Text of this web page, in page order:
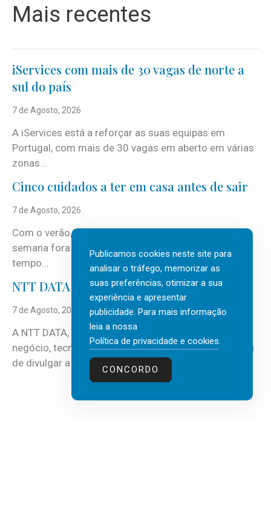
Mais recentes
iServices com mais de 30 vagas de norte a
sul do país
7 de Agosto, 2026
A iServices está a reforçar as suas equipas em
Portugal, com mais de 30 vagas em aberto em várias
zonas...
Cinco cuidados a ter em casa antes de sair
7 de Agosto, 2026
Com o verão, chegam também as férias, os fins-de-
semana fora e os dias em que a casa fica mais
tempo...
NTT DATA Insurtech Global Outlook 2026
7 de Agosto, 2026
A NTT DATA, consultora global em serviços de
negócio, tecnologia e inteligência artificial (IA), acaba
de divulgar a mais recente...
Publicamos cookies neste site para
analisar o tráfego, memorizar as
suas preferências, otimizar a sua
experiência e apresentar
publicidade. Para mais informação
leia a nossa
Política de privacidade e cookies.
CONCORDO